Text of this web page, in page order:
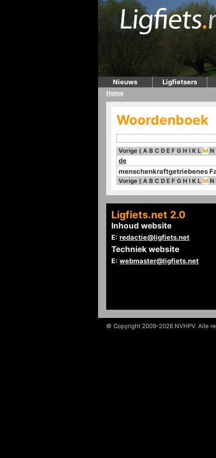
Nieuws Ligfietsers
Home
Woordenboek
Vorige ( A B C D E F G H I K L M N
de
menschenkraftgetriebenes
Vorige ( A B C D E F G H I K L M N
Ligfiets.net 2.0
Inhoud website
E: redactie@ligfiets.net
Techniek website
E: webmaster@ligfiets.net
© Copyright 2009-2026 NVHPV. Alle